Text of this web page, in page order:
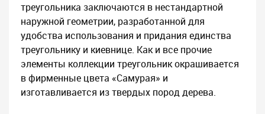
треугольника заключаются в нестандартной
наружной геометрии, разработанной для
удобства использования и придания единства
треугольнику и киевнице. Как и все прочие
элементы коллекции треугольник окрашивается
в фирменные цвета «Самурая» и
изготавливается из твердых пород дерева.